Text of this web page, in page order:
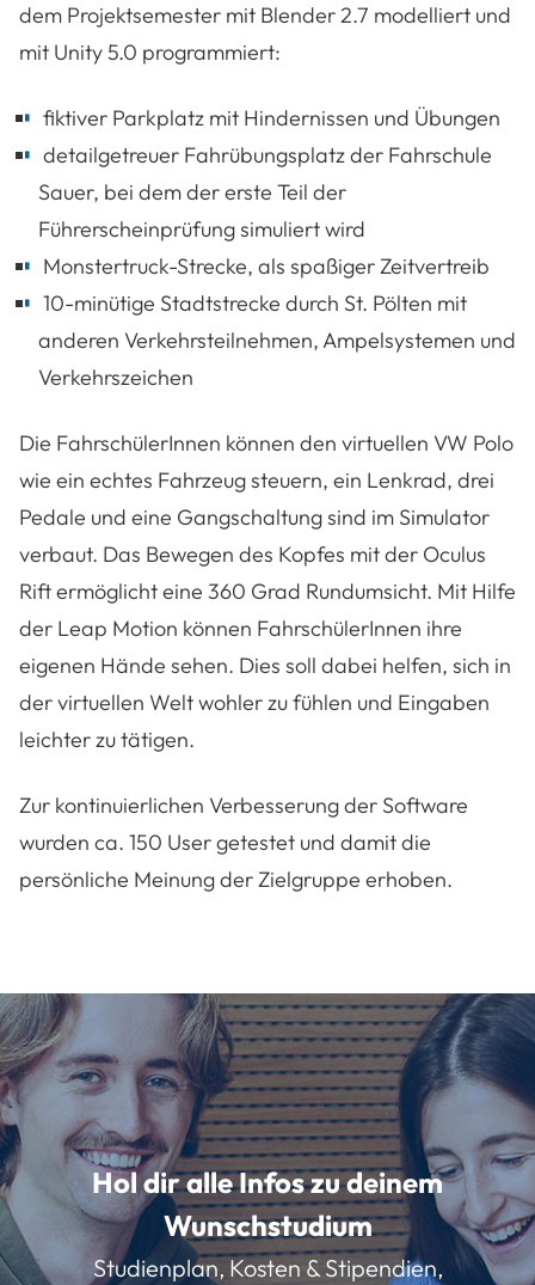
dem Projektsemester mit Blender 2.7 modelliert und
mit Unity 5.0 programmiert:
fiktiver Parkplatz mit Hindernissen und Übungen
detailgetreuer Fahrübungsplatz der Fahrschule
Sauer, bei dem der erste Teil der
Führerscheinprüfung simuliert wird
Monstertruck-Strecke, als spaßiger Zeitvertreib
10-minütige Stadtstrecke durch St. Pölten mit
anderen Verkehrsteilnehmen, Ampelsystemen und
Verkehrszeichen
Die FahrschülerInnen können den virtuellen VW Polo
wie ein echtes Fahrzeug steuern, ein Lenkrad, drei
Pedale und eine Gangschaltung sind im Simulator
verbaut. Das Bewegen des Kopfes mit der Oculus
Rift ermöglicht eine 360 Grad Rundumsicht. Mit Hilfe
der Leap Motion können FahrschülerInnen ihre
eigenen Hände sehen. Dies soll dabei helfen, sich in
der virtuellen Welt wohler zu fühlen und Eingaben
leichter zu tätigen.
Zur kontinuierlichen Verbesserung der Software
wurden ca. 150 User getestet und damit die
persönliche Meinung der Zielgruppe erhoben.
Hol dir alle Infos zu deinem
Wunschstudium
Studienplan, Kosten & Stipendien,